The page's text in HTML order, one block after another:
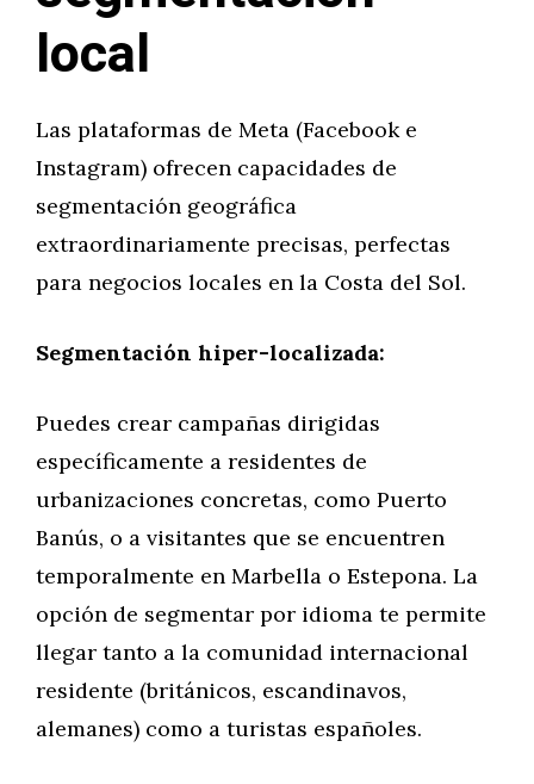
local
Las plataformas de Meta (Facebook e
Instagram) ofrecen capacidades de
segmentación geográfica
extraordinariamente precisas, perfectas
para negocios locales en la Costa del Sol.
Segmentación hiper-localizada:
Puedes crear campañas dirigidas
específicamente a residentes de
urbanizaciones concretas, como Puerto
Banús, o a visitantes que se encuentren
temporalmente en Marbella o Estepona. La
opción de segmentar por idioma te permite
llegar tanto a la comunidad internacional
residente (británicos, escandinavos,
alemanes) como a turistas españoles.